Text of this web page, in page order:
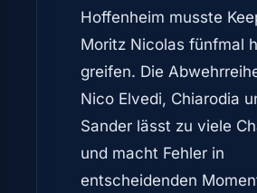
Hoffenheim musste
Moritz Nicolas fünfmal
greifen. Die
Nico Elvedi, Chiarodia
Sander lässt zu viele
und macht Fehler in
entscheidenden